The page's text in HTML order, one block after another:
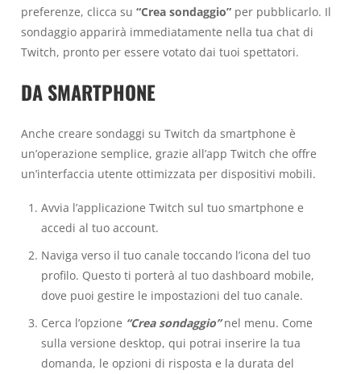
preferenze, clicca su “Crea sondaggio” per pubblicarlo. Il
sondaggio apparirà immediatamente nella tua chat di
Twitch, pronto per essere votato dai tuoi spettatori.
DA SMARTPHONE
Anche creare sondaggi su Twitch da smartphone è
un’operazione semplice, grazie all’app Twitch che offre
un’interfaccia utente ottimizzata per dispositivi mobili.
Avvia l’applicazione Twitch sul tuo smartphone e
accedi al tuo account.
Naviga verso il tuo canale toccando l’icona del tuo
profilo. Questo ti porterà al tuo dashboard mobile,
dove puoi gestire le impostazioni del tuo canale.
Cerca l’opzione “Crea sondaggio”nel menu. Come
sulla versione desktop, qui potrai inserire la tua
domanda, le opzioni di risposta e la durata del